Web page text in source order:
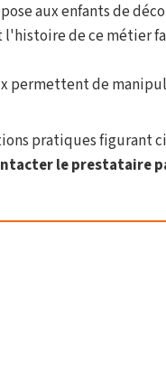
aux enfants de
de ce métier
permettent de
pratiques figurant
le prestataire